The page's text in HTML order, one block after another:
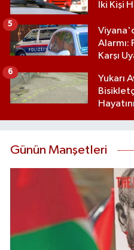
İki Kişi
Alarmı:
Karşı
5
Yukarı
6
Günün Manşetleri